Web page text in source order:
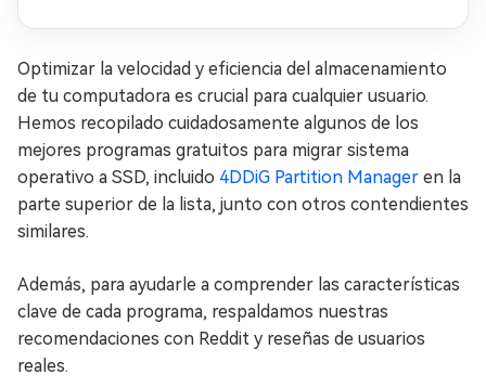
Optimizar la velocidad y eficiencia del almacenamiento
de tu computadora es crucial para cualquier usuario.
Hemos recopilado cuidadosamente algunos de los
mejores programas gratuitos para migrar sistema
operativo a SSD, incluido 4DDiG Partition Manager en la
parte superior de la lista, junto con otros contendientes
similares.
Además, para ayudarle a comprender las características
clave de cada programa, respaldamos nuestras
recomendaciones con Reddit y reseñas de usuarios
reales.